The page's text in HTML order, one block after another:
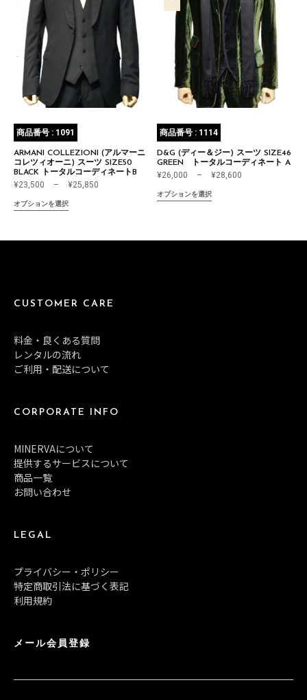
商品番号 : 1091
ARMANI COLLEZIONI (アルマーニ
コレツィオーニ) スーツ SIZE50
BLACK トータルコーディネートB
¥23,500 – ¥25,850
オプションを選択
商品番号 : 1114
D&G (ディー＆ジー) スーツ SIZE46
GREEN トータルコーディネート A
¥26,000 – ¥28,600
オプションを選択
CUSTOMER CARE
料金・良くある質問
レンタルの流れ
ご利用・配送について
CORPORATE INFO
MINERVAについて
提供するサービスについて
商品一覧
お問い合わせ
LEGAL
プライバシー・ポリシー
特定商取引法に基づく表記
利用規約
メール会員登録